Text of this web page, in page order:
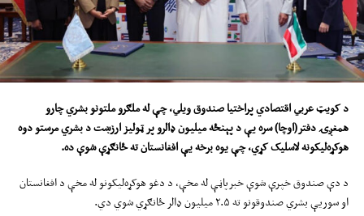
د کویټ عربي اقتصادي پراختیا صندوقویلي، چېلهملګرو ملتونو بشري چارو
همغږۍ دفتر(اوچا) سره یې د پېنځهمیلیون ډالرو پرټولیز ارزښت د بشري مرستو دوه
هوکړه‌لیکونه لاسلیک کړي، چې یوه برخه یې افغانستان ته ځانګړې شوې ده.
د دې صندوق خپرې شوې خبرپاڼې له مخې، د دغو هوکړه‌لیکونو له مخې د افغانستان
او سوریې بشري صندوقونو ته ۲.۵ میلیون ډالر ځانګړي شوي دي.